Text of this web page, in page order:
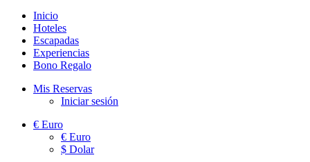
Inicio
Hoteles
Escapadas
Experiencias
Bono Regalo
Mis Reservas
Iniciar sesión
€ Euro
€ Euro
$ Dolar